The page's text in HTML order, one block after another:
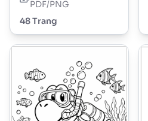
PDF/PNG
48 Trang